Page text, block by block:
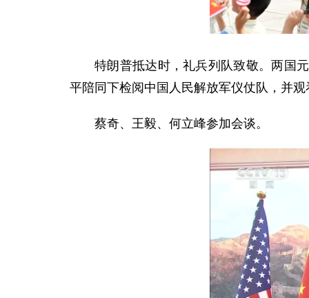
特朗普抵达时，礼兵列队致敬。两国
平陪同下检阅中国人民解放军仪仗队，并
蔡奇、王毅、何立峰参加会谈。